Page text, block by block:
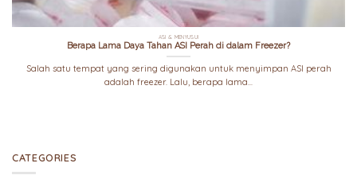
ASI & MENYUSUI
Berapa Lama Daya Tahan ASI Perah di dalam Freezer?
Salah satu tempat yang sering digunakan untuk menyimpan ASI perah
adalah freezer. Lalu, berapa lama...
CATEGORIES